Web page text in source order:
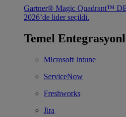
Gartner® Magic Quadrant™
2026’de lider seçildi.
Temel
Microsoft Intune
ServiceNow
Freshworks
Jira